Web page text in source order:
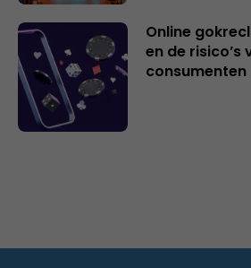
Online
en de risico’s
consumenten